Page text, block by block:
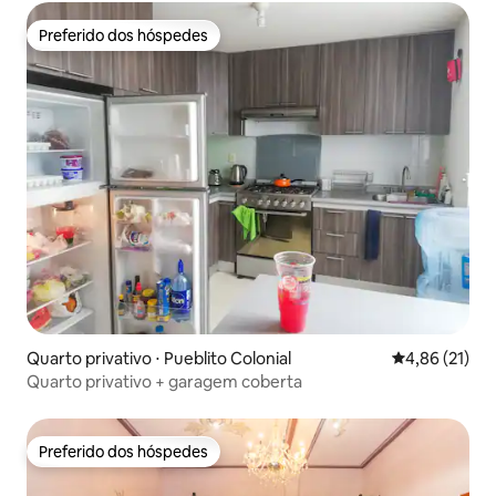
Preferido dos hóspedes
Preferido dos hóspedes
Quarto privativo ⋅ Pueblito Colonial 4,86 de uma
4,86 (21)
Quarto privativo + garagem coberta
Preferido dos hóspedes
Preferido dos hóspedes